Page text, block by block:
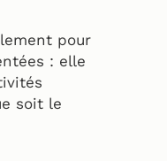
pour
: elle
soit le